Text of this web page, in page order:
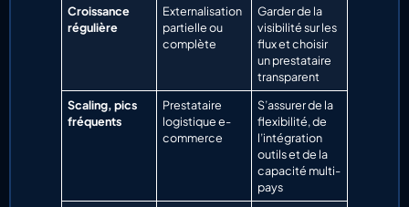
Croissance
régulière
Externalisation
partielle ou
complète
Garder de la
visibilité sur les
flux et choisir
un prestataire
transparent
Scaling, pics
fréquents
Prestataire
logistique e-
commerce
S’assurer de la
flexibilité, de
l’intégration
outils et de la
capacité multi-
pays